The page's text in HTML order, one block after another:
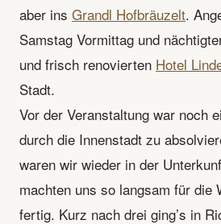
aber ins Grandl Hofbräuzelt.
Samstag Vormittag und
und frisch renovierten Hotel
Stadt.
Vor der Veranstaltung war noch
durch die Innenstadt zu
waren wir wieder in der
machten uns so langsam für die
fertig. Kurz nach drei ging’s in